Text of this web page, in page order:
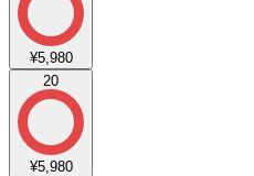
¥5,980
20
¥5,980